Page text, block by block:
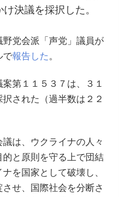
サービス
購読
決議を採択した。
党会派「声党」議員が
で報告した 。
第１１５３７は、３１
された（過半数は２２
は、ウクライナの人々
と原則を守る上で団結
を国家として破壊し、
せ、国際社会を分断さ